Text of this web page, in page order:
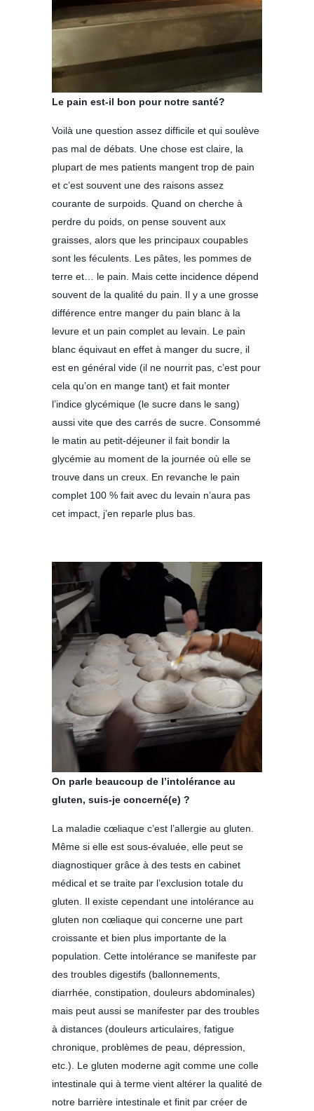
Le pain est-il bon pour notre santé?
Voilà une question assez difficile et qui soulève
pas mal de débats. Une chose est claire, la
plupart de mes patients mangent trop de pain
et c’est souvent une des raisons assez
courante de surpoids. Quand on cherche à
perdre du poids, on pense souvent aux
graisses, alors que les principaux coupables
sont les féculents. Les pâtes, les pommes de
terre et… le pain. Mais cette incidence dépend
souvent de la qualité du pain. Il y a une grosse
différence entre manger du pain blanc à la
levure et un pain complet au levain. Le pain
blanc équivaut en effet à manger du sucre, il
est en général vide (il ne nourrit pas, c’est pour
cela qu’on en mange tant) et fait monter
l’indice glycémique (le sucre dans le sang)
aussi vite que des carrés de sucre. Consommé
le matin au petit-déjeuner il fait bondir la
glycémie au moment de la journée où elle se
trouve dans un creux. En revanche le pain
complet 100 % fait avec du levain n’aura pas
cet impact, j’en reparle plus bas.
On parle beaucoup de l’intolérance au
gluten, suis-je concerné(e) ?
La maladie cœliaque c’est l’allergie au gluten.
Même si elle est sous-évaluée, elle peut se
diagnostiquer grâce à des tests en cabinet
médical et se traite par l’exclusion totale du
gluten. Il existe cependant une intolérance au
gluten non cœliaque qui concerne une part
croissante et bien plus importante de la
population. Cette intolérance se manifeste par
des troubles digestifs (ballonnements,
diarrhée, constipation, douleurs abdominales)
mais peut aussi se manifester par des troubles
à distances (douleurs articulaires, fatigue
chronique, problèmes de peau, dépression,
etc.). Le gluten moderne agit comme une colle
intestinale qui à terme vient altérer la qualité de
notre barrière intestinale et finit par créer de